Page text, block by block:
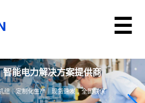
智能电力解决方案提供商
组｜定制化生产｜现货速发｜全国联保